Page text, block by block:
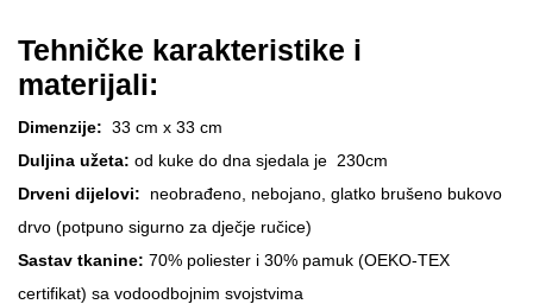
Tehničke karakteristike i
materijali:
Dimenzije: 33 cm x 33 cm
Duljina užeta: od kuke do dna sjedala je 230cm
Drveni dijelovi: neobrađeno, nebojano, glatko brušeno bukovo
drvo (potpuno sigurno za dječje ručice)
Sastav tkanine: 70% poliester i 30% pamuk (OEKO-TEX
certifikat) sa vodoodbojnim svojstvima